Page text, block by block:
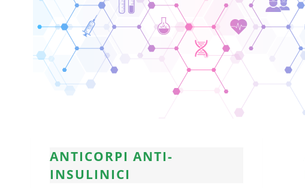
ANTICORPI ANTI-
INSULINICI